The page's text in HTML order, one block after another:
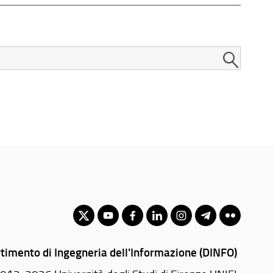
di Ingegneria dell'Informazione (DINFO)